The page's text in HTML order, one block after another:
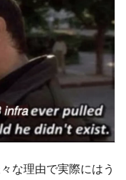
な理由で実際にはう